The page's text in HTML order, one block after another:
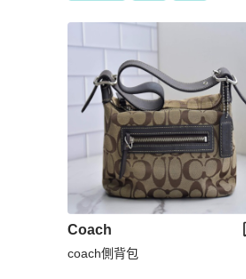
Coach
coach側背包